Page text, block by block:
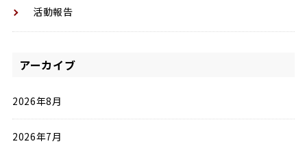
活動報告
アーカイブ
2026年8月
2026年7月